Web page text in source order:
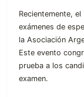
Recientemente,
exámenes de
la Asociación
Este evento
prueba a los
examen.